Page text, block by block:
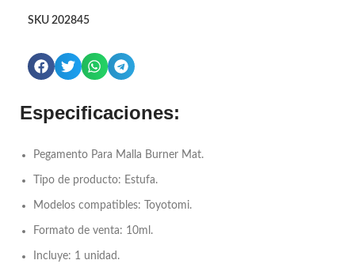
SKU 202845
Especificaciones:
Pegamento Para Malla Burner Mat.
Tipo de producto: Estufa.
Modelos compatibles: Toyotomi.
Formato de venta: 10ml.
Incluye: 1 unidad.